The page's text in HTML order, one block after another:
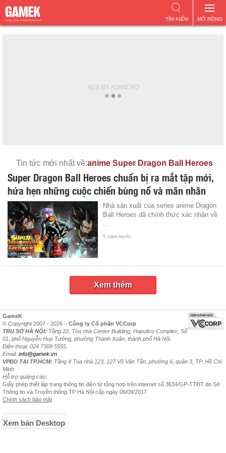
MỞ RỘNG
TÌM KIẾM
Tin tức mới nhất về:anime Super Dragon Ball Heroes
Super Dragon Ball Heroes chuẩn bị ra mắt tập mới,
hứa hẹn những cuộc chiến bùng nổ và mãn nhãn
Nhà sản xuất của series anime Dragon
Ball Heroes đã chính thức xác nhận về
...
5 năm trước
Xem thêm
GameK
© Copyright 2007 - 2026 – Công ty Cổ phần VCCorp
TRỤ SỞ HÀ NỘI: Tầng 22, Tòa nhà Center Building, Hapulico Complex, Số
01, phố Nguyễn Huy Tưởng, phường Thanh Xuân, thành phố Hà Nội.
Điện thoại: 024 7309 5555.
Email: info@gamek.vn
VPĐD TẠI TP.HCM: Tầng 4 Tòa nhà 123, 127 Võ Văn Tần, phường 6, quận 3, TP. Hồ Chí
Minh
Hỗ trợ quảng cáo:
Giấy phép thiết lập trang thông tin điện tử tổng hợp trên internet số 3634/GP-TTĐT do Sở
Thông tin và Truyền thông TP Hà Nội cấp ngày 06/09/2017
Chính sách bảo mật
Xem bản Desktop